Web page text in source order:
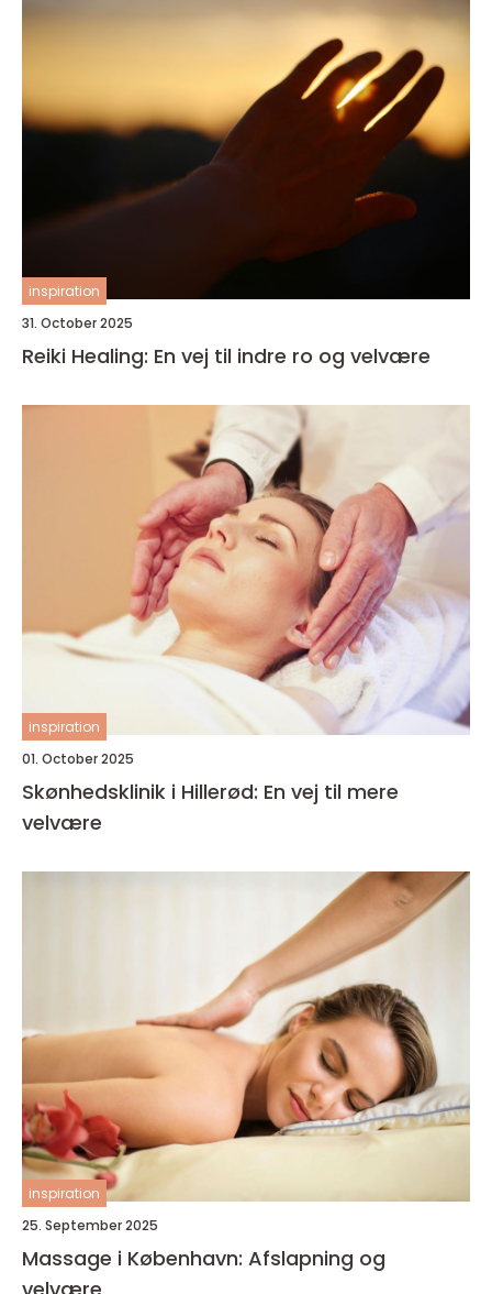
inspiration
31. October 2025
Reiki Healing: En vej til indre ro og velvære
inspiration
01. October 2025
Skønhedsklinik i Hillerød: En vej til mere
velvære
inspiration
25. September 2025
Massage i København: Afslapning og